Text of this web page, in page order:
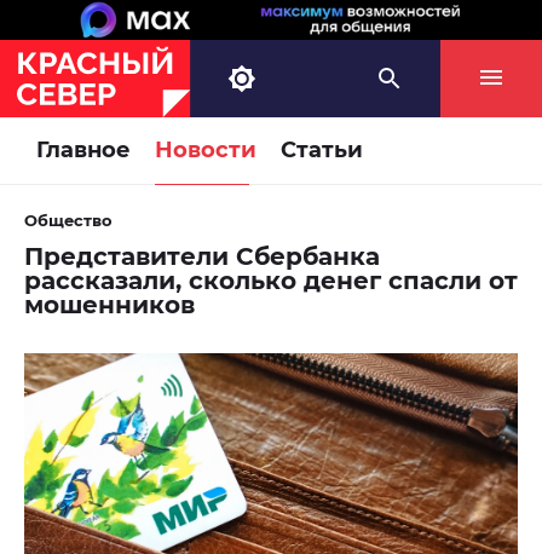
Главное Новости Статьи
Общество
Представители Сбербанка
рассказали, сколько денег спасли от
мошенников